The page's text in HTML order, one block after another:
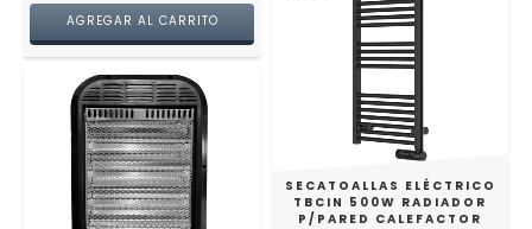
SECATOALLAS ELÉCTRICO
TBCIN 500W RADIADOR
P/PARED CALEFACTOR